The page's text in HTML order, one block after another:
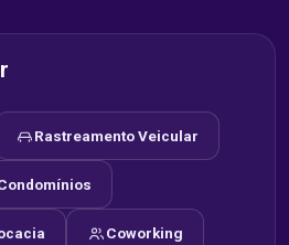
Rastreamento Veicular
Coworking